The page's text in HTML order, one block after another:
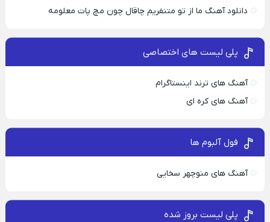
دانلود آهنگ ما از تو متنفریم چاقال چون مچ پات معلومه
پلی لیست های اختصاصی
آهنگ های ترند اینستاگرام
آهنگ های کره ای
فول آلبوم ها
آهنگ های منوچهر سخایی
پلی لیست بروز شده